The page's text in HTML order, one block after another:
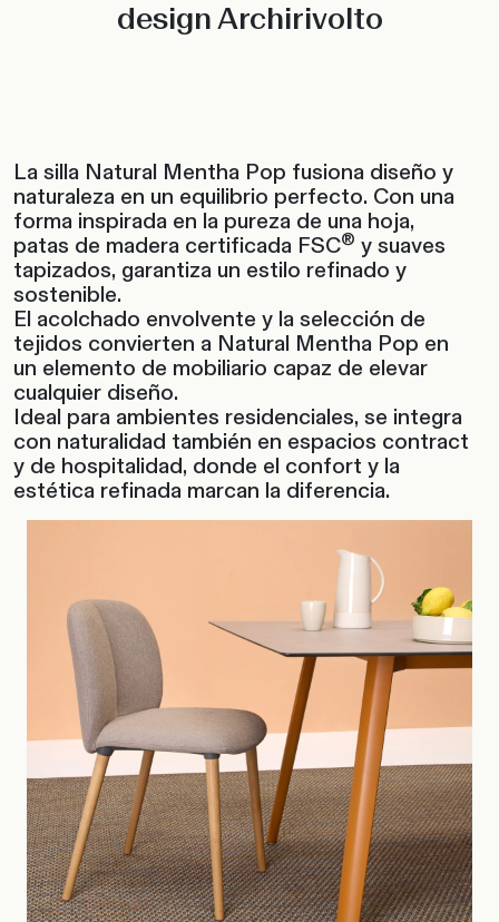
design Archirivolto
La silla Natural Mentha Pop fusiona diseño y
naturaleza en un equilibrio perfecto. Con una
forma inspirada en la pureza de una hoja,
patas de madera certificada FSC® y suaves
tapizados, garantiza un estilo refinado y
sostenible.
El acolchado envolvente y la selección de
tejidos convierten a Natural Mentha Pop en
un elemento de mobiliario capaz de elevar
cualquier diseño.
Ideal para ambientes residenciales, se integra
con naturalidad también en espacios contract
y de hospitalidad, donde el confort y la
estética refinada marcan la diferencia.